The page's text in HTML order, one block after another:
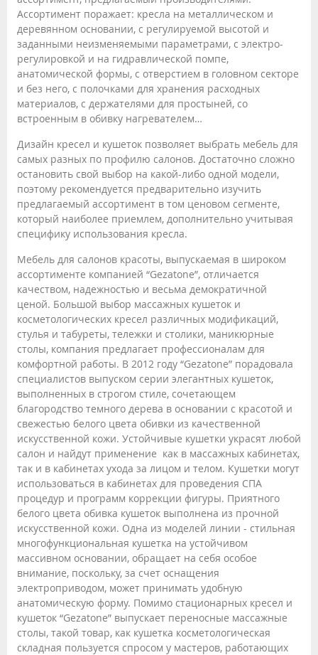
Ассортимент поражает: кресла на металлическом и
деревянном основании, с регулируемой высотой и
заданными неизменяемыми параметрами, с электро-
регулировкой и на гидравлической помпе,
анатомической формы, с отверстием в головном секторе
и без него, с полочками для хранения расходных
материалов, с держателями для простыней, со
встроенным в обивку нагревателем…
Дизайн кресел и кушеток позволяет выбрать мебель для
самых разных по профилю салонов. Достаточно сложно
остановить свой выбор на какой-либо одной модели,
поэтому рекомендуется предварительно изучить
предлагаемый ассортимент в том ценовом сегменте,
который наиболее приемлем, дополнительно учитывая
специфику использования кресла.
Мебель для салонов красоты, выпускаемая в широком
ассортименте компанией “Gezatone”, отличается
качеством, надежностью и весьма демократичной
ценой. Большой выбор массажных кушеток и
косметологических кресел различных модификаций,
стулья и табуреты, тележки и столики, маникюрные
столы, компания предлагает профессионалам для
комфортной работы. В 2012 году “Gezatone” порадовала
специалистов выпуском серии элегантных кушеток,
выполненных в строгом стиле, сочетающем
благородство темного дерева в основании с красотой и
свежестью белого цвета обивки из качественной
искусственной кожи. Устойчивые кушетки украсят любой
салон и найдут применение как в массажных кабинетах,
так и в кабинетах ухода за лицом и телом. Кушетки могут
использоваться в кабинетах для проведения СПА
процедур и программ коррекции фигуры. Приятного
белого цвета обивка кушеток выполнена из прочной
искусственной кожи. Одна из моделей линии - стильная
многофункциональная кушетка на устойчивом
массивном основании, обращает на себя особое
внимание, поскольку, за счет оснащения
электроприводом, может принимать удобную
анатомическую форму. Помимо стационарных кресел и
кушеток “Gezatone” выпускает переносные массажные
столы, такой товар, как кушетка косметологическая
складная пользуется спросом у мастеров, работающих